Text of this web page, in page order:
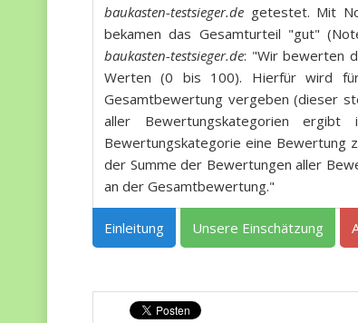
baukasten-testsieger.de getestet. Mit
bekamen das Gesamturteil "gut"
baukasten-testsieger.de: "Wir bewerten
Werten (0 bis 100). Hierfür wird
Gesamtbewertung vergeben (dieser
aller Bewertungskategorien
Bewertungskategorie eine Bewertung
der Summe der Bewertungen aller
an der Gesamtbewertung."
Einleitung Unsere Einschätzung